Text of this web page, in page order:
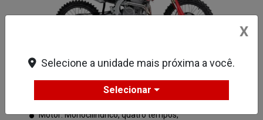
Vermelho - Grand Prix Red
Motor: Monocilíndrico, quatro tempos,
X
Selecione a unidade mais próxima a você.
Selecionar